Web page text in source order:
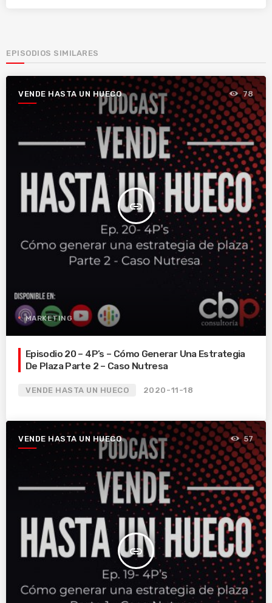
EPISODIOS SIMILARES
VENDE HASTA UN HUECO
insert_link
78
MARKETING
Episodio 20 – 4P’s – Cómo Generar Una Estrategia
De Plaza Parte 2 – Caso Nutresa
VENDE HASTA UN HUECO 2020-11-18
VENDE HASTA UN HUECO
insert_link
57